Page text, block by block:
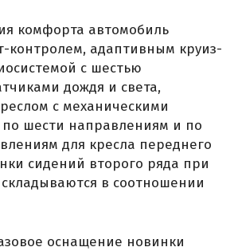
комфорта автомобиль
контролем, адаптивным круиз-
с шестью
дождя и света,
с механическими
по шести направлениям и по
для кресла переднего
сидений второго ряда при
в соотношении
оснащение новинки